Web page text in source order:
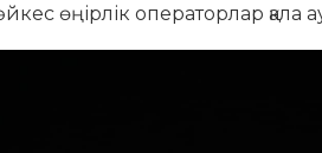
өңірлік операторлар қала